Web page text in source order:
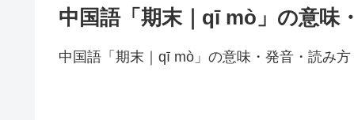
中国語「期末｜qī mò」の意味
中国語「期末｜qī mò」の意味・発音・読み